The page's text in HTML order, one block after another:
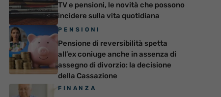
TV e pensioni, le novità che possono
incidere sulla vita quotidiana
PENSIONI
Pensione di reversibilità spetta
all’ex coniuge anche in assenza di
assegno di divorzio: la decisione
della Cassazione
FINANZA